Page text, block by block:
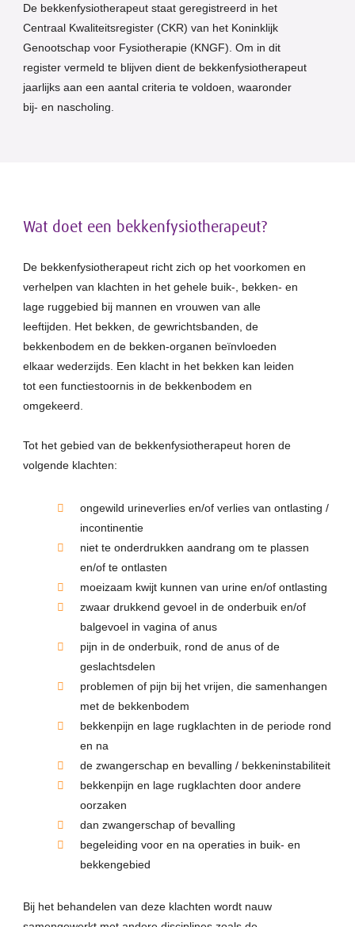
De bekkenfysiotherapeut staat geregistreerd in het
Centraal Kwaliteitsregister (CKR) van het Koninklijk
Genootschap voor Fysiotherapie (KNGF). Om in dit
register vermeld te blijven dient de bekkenfysiotherapeut
jaarlijks aan een aantal criteria te voldoen, waaronder
bij- en nascholing.
Wat doet een bekkenfysiotherapeut?
De bekkenfysiotherapeut richt zich op het voorkomen en
verhelpen van klachten in het gehele buik-, bekken- en
lage ruggebied bij mannen en vrouwen van alle
leeftijden. Het bekken, de gewrichtsbanden, de
bekkenbodem en de bekken-organen beïnvloeden
elkaar wederzijds. Een klacht in het bekken kan leiden
tot een functiestoornis in de bekkenbodem en
omgekeerd.
Tot het gebied van de bekkenfysiotherapeut horen de
volgende klachten:
ongewild urineverlies en/of verlies van ontlasting /
incontinentie
niet te onderdrukken aandrang om te plassen
en/of te ontlasten
moeizaam kwijt kunnen van urine en/of ontlasting
zwaar drukkend gevoel in de onderbuik en/of
balgevoel in vagina of anus
pijn in de onderbuik, rond de anus of de
geslachtsdelen
problemen of pijn bij het vrijen, die samenhangen
met de bekkenbodem
bekkenpijn en lage rugklachten in de periode rond
en na
de zwangerschap en bevalling / bekkeninstabiliteit
bekkenpijn en lage rugklachten door andere
oorzaken
dan zwangerschap of bevalling
begeleiding voor en na operaties in buik- en
bekkengebied
Bij het behandelen van deze klachten wordt nauw